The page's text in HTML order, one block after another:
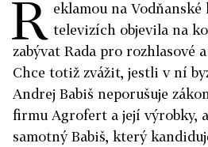
R eklamou na Vodňanské
televizích objevila na
zabývat Rada pro rozhlasové
Chce totiž zvážit, jestli v ní
Andrej Babiš neporušuje
firmu Agrofert a její výrobky,
samotný Babiš, který